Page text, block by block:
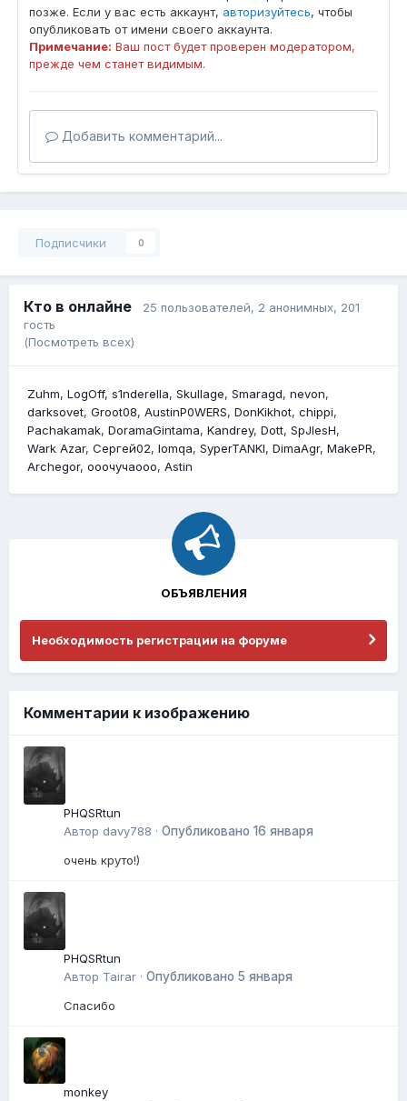
позже. Если у вас есть аккаунт, авторизуйтесь, чтобы
опубликовать от имени своего аккаунта.
Примечание: Ваш пост будет проверен модератором,
прежде чем станет видимым.
Добавить комментарий...
Подписчики 0
Кто в онлайне 25 пользователей, 2 анонимных, 201
гость
(Посмотреть всех)
Zuhm LogOff s1nderella Skullage Smaragd nevon
darksovet Groot08 AustinP0WERS DonKikhot chippi
Pachakamak DoramaGintama Kandrey Dott SpJlesH
Wark Azar Cергей02 lomqa SyperTANKI DimaAgr MakePR
Archegor ооочучаооо Astin
ОБЪЯВЛЕНИЯ
Необходимость регистрации на форуме
Комментарии к изображению
PHQSRtun
Автор davy788 · Опубликовано 16 января
очень круто!)
PHQSRtun
Автор Tairar · Опубликовано 5 января
Спасибо
monkey